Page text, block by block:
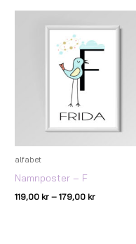
alfabet
Namnposter – F
119,00 kr – 179,00 kr
119,00 kr
179,00 kr